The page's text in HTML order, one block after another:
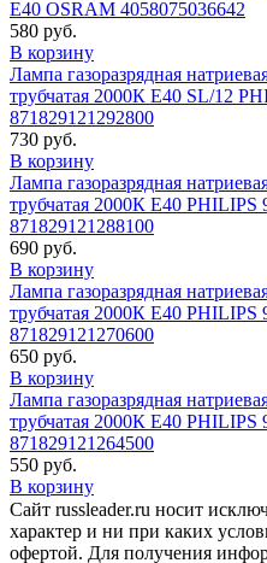
E40 OSRAM 4058075036642
580 руб.
В корзину
Лампа газоразрядная
трубчатая 2000К E40 SL/12
871829121292800
730 руб.
В корзину
Лампа газоразрядная
трубчатая 2000К E40 PHILIPS
871829121288100
690 руб.
В корзину
Лампа газоразрядная
трубчатая 2000К E40 PHILIPS
871829121270600
650 руб.
В корзину
Лампа газоразрядная
трубчатая 2000К E40 PHILIPS
871829121264500
550 руб.
В корзину
Сайт russleader.ru носит
характер и ни при каких
офертой. Для получения